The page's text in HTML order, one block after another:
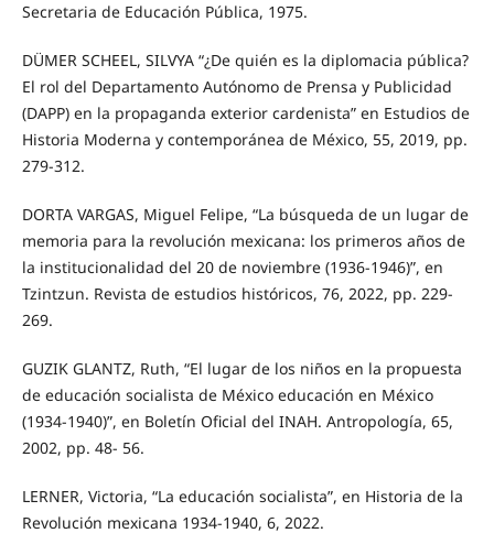
Secretaria de Educación Pública, 1975.
DÜMER SCHEEL, SILVYA “¿De quién es la diplomacia pública?
El rol del Departamento Autónomo de Prensa y Publicidad
(DAPP) en la propaganda exterior cardenista” en Estudios de
Historia Moderna y contemporánea de México, 55, 2019, pp.
279-312.
DORTA VARGAS, Miguel Felipe, “La búsqueda de un lugar de
memoria para la revolución mexicana: los primeros años de
la institucionalidad del 20 de noviembre (1936-1946)”, en
Tzintzun. Revista de estudios históricos, 76, 2022, pp. 229-
269.
GUZIK GLANTZ, Ruth, “El lugar de los niños en la propuesta
de educación socialista de México educación en México
(1934-1940)”, en Boletín Oficial del INAH. Antropología, 65,
2002, pp. 48- 56.
LERNER, Victoria, “La educación socialista”, en Historia de la
Revolución mexicana 1934-1940, 6, 2022.